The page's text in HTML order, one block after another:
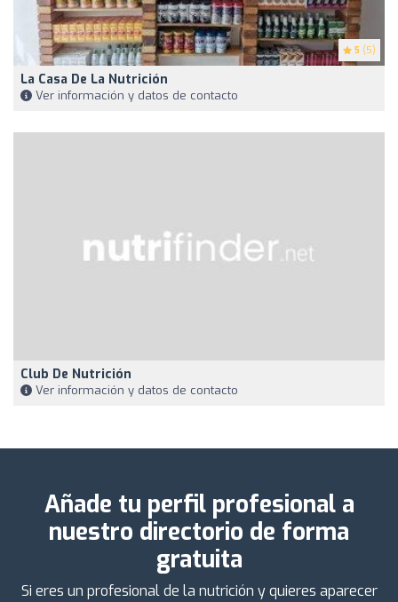
5 (5)
La Casa De La Nutrición
Ver información y datos de contacto
Club De Nutrición
Ver información y datos de contacto
Añade tu perfil profesional a
nuestro directorio de forma
gratuita
Si eres un profesional de la nutrición y quieres aparecer